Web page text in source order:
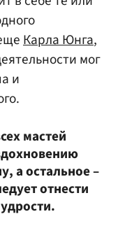
Карла Юнга,
мог
и
мастей
а остальное –
отнести